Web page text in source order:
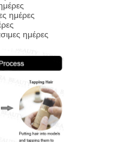
ημέρες
ημέρες